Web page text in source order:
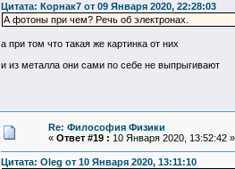
Цитата: Корнак7 от 09 Января 2020, 22:28:03
А фотоны при чем? Речь об электронах.
а при том что такая же картинка от них
и из металла они сами по себе не выпрыгивают
Re: Философия Физики
« Ответ #19 : 10 Января 2020, 13:52:42 »
Цитата: Oleg от 10 Января 2020, 13:11:10